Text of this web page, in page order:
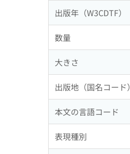
出版年（W3CDTF）
数量
大きさ
出版地（国名コード）
本文の言語コード
表現種別